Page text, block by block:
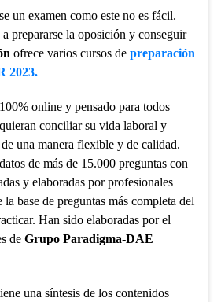
un examen como este no es fácil.
prepararse la oposición y conseguir
ofrece varios cursos de preparación
2023.
online y pensado para todos
conciliar su vida laboral y
una manera flexible y de calidad.
de más de 15.000 preguntas con
y elaboradas por profesionales
la base de preguntas más completa del
Han sido elaboradas por el
de Grupo Paradigma-DAE
una síntesis de los contenidos